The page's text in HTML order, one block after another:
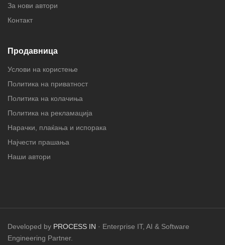
За нови автори
Контакт
Продавница
Услови на користење
Политика на приватност
Политика на колачиња
Политика на рекламација
Нарачки, плаќања и испорака
Најчести прашања
Наши автори
Developed by PROCESS IN · Enterprise IT, AI & Software
Engineering Partner.